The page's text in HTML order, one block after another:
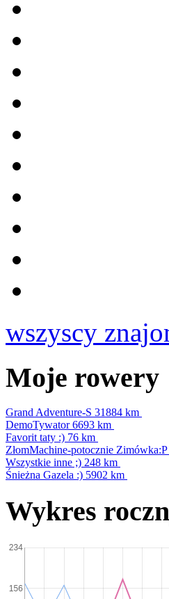
wszyscy
Moje rowery
Grand Adventure-S 31884 km
DemoTywator6693 km
Favorit taty :) 76 km
ZłomMachine-potocznie Zimówka:P
Wszystkie inne ;) 248 km
Śnieżna Gazela :) 5902 km
Wykres